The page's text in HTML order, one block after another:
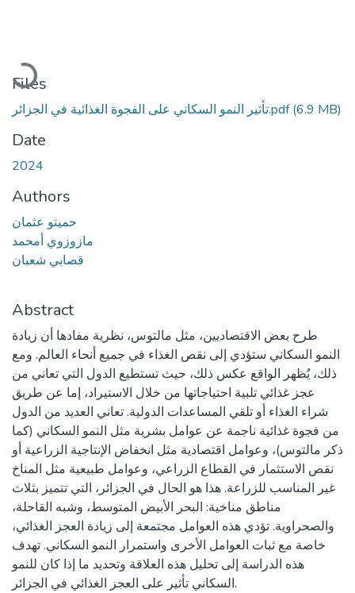
Loading...
Files
تأثير النمو السكاني على الفجوة الغذائية في الجزائر.pdf(6.9 MB)
Date
2024
Authors
حميتو عثمان
مازوزوي أمحمد
قصابي شعبان
Abstract
طرح بعض الاقتصاديين، مثل مالتوس، نظرية مفادها أن زيادة
النمو السكاني ستؤدي إلى نقص الغذاء في جميع أنحاء العالم. ومع
ذلك، يُظهر الواقع عكس ذلك، حيث تستطيع الدول التي تعاني من
عجز غذائي تلبية احتياجاتها من خلال الاستيراد، إما عن طريق
شراء الغذاء أو تلقي المساعدات الدولية. تعاني العديد من الدول
من فجوة غذائية ناجمة عن عوامل بشرية مثل النمو السكاني (كما
ذكر مالتوس)، وعوامل اقتصادية مثل انخفاض الإنتاجية الزراعية أو
نقص الاستثمار في القطاع الزراعي، وعوامل طبيعية مثل المناخ
غير المناسب للزراعة. هذا هو الحال في الجزائر، التي تتميز بثلاث
مناطق مناخية: البحر الأبيض المتوسط، وشبه القاحلة،
والصحراوية. تؤدي هذه العوامل مجتمعة إلى زيادة العجز الغذائي،
خاصة مع ثبات العوامل الأخرى واستمرار النمو السكاني. تهدف
هذه الدراسة إلى تحليل هذه العلاقة وتحديد ما إذا كان للنمو
السكاني تأثير على العجز الغذائي في الجزائر.